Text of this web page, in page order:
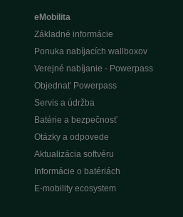
eMobilita
Základné informácie
Ponuka nabíjacích wallboxov
Verejné nabíjanie - Powerpass
Objednať Powerpass
Servis a údržba
Batérie a bezpečnosť
Otázky a odpovede
Aktualizácia softvéru
Informácie o batériách
E-mobility ecosystem